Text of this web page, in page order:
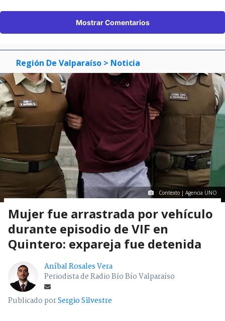
Mostrar Comentarios
Región De Valparaíso > Noticia
Contexto | Agencia UNO
Mujer fue arrastrada por vehículo
durante episodio de VIF en
Quintero: expareja fue detenida
Aníbal Rosales Vera
Periodista de Radio Bío Bío Valparaíso
Publicado porSergio Silvestre